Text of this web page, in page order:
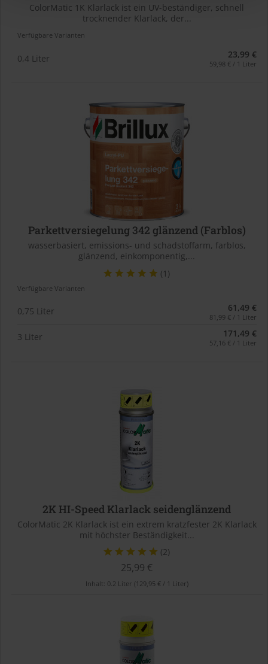
ColorMatic 1K Klarlack ist ein UV-beständiger, schnell
trocknender Klarlack, der...
Verfügbare Varianten
0,4 Liter 23,99 €
59,98 € / 1 Liter
Parkettversiegelung 342 glänzend (Farblos)
wasserbasiert, emissions- und schadstoffarm, farblos,
glänzend, einkomponentig,...
(1)
Verfügbare Varianten
0,75 Liter 61,49 €
81,99 € / 1 Liter
3 Liter 171,49 €
57,16 € / 1 Liter
2K HI-Speed Klarlack seidenglänzend
ColorMatic 2K Klarlack ist ein extrem kratzfester 2K Klarlack
mit höchster Beständigkeit...
(2)
25,99 €
Inhalt: 0.2 Liter (129,95 € / 1 Liter)